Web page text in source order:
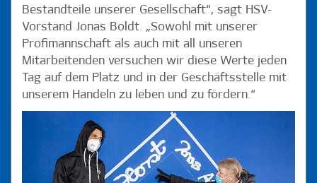
Bestandteile unserer Gesellschaft“, sagt HSV-
Vorstand Jonas Boldt. „Sowohl mit unserer
Profimannschaft als auch mit all unseren
Mitarbeitenden versuchen wir diese Werte jeden
Tag auf dem Platz und in der Geschäftsstelle mit
unserem Handeln zu leben und zu fördern.“